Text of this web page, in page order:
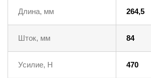
Длина, мм 264,5
Шток, мм 84
Усилие, Н 470